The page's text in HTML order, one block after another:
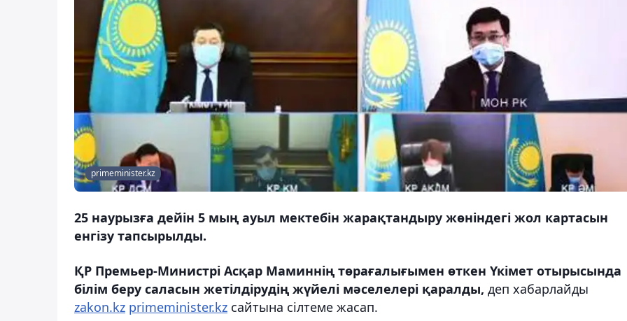
primeminister.kz
25 наурызға дейін 5 мың ауыл мектебін жарақтандыру жөніндегі жол картасын
енгізу тапсырылды.
ҚР Премьер-Министрі Асқар Маминнің төрағалығымен өткен Үкімет отырысында
білім беру саласын жетілдірудің жүйелі мәселелері қаралды, деп хабарлайды
zakon.kz primeminister.kz сайтына сілтеме жасап.